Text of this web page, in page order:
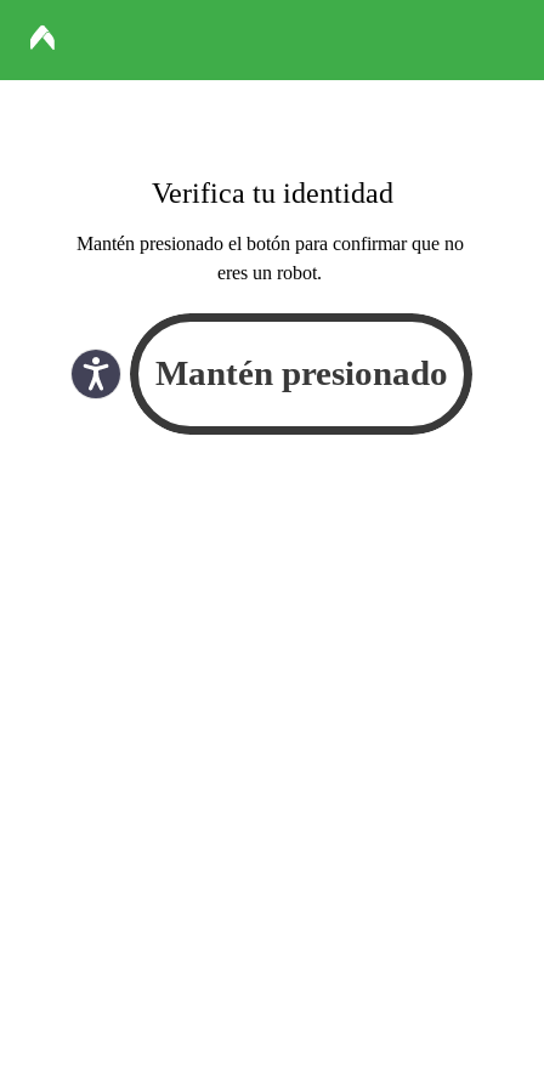
Verifica tu identidad
Mantén presionado el botón para confirmar que no
eres un robot.